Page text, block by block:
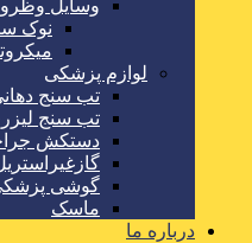
وسایل
نوک
لوازم پزشکی
تب سنج
تب سنج
دستکش
گوشی
ماسک
درباره ما